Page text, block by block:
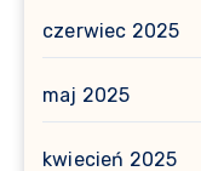
czerwiec 2025
maj 2025
kwiecień 2025